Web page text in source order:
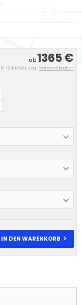
ab1365 €
19 % MwSt. zzgl.Versandkosten
IN DEN WARENKORB